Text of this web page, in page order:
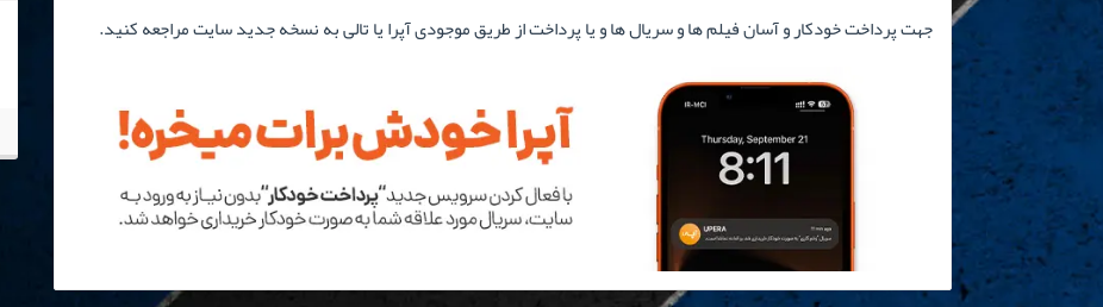
جهت پرداخت خودکار و آسان فیلم ها و سریال ها و یا پرداخت از طریق موجودی آپرا یا تالی به نسخه جدید سایت مراجعه کنید.